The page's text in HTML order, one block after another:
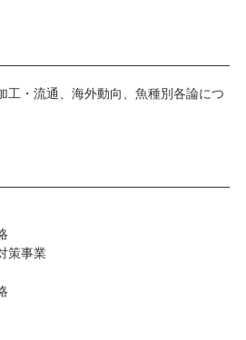
工・流通、海外動向、魚種別各論につ
策事業